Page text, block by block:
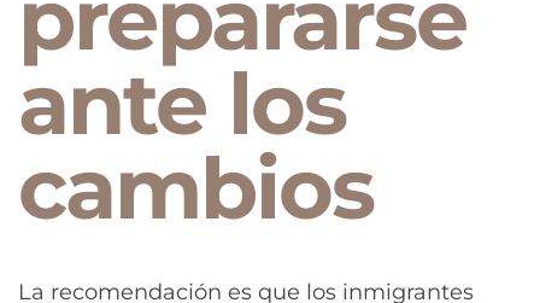
ante los
cambios
La recomendación es que los inmigrantes